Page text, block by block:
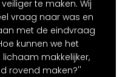
te maken. Wij
vraag naar was en
met de eindvraag
kunnen we het
makkelijker,
rovend maken?''